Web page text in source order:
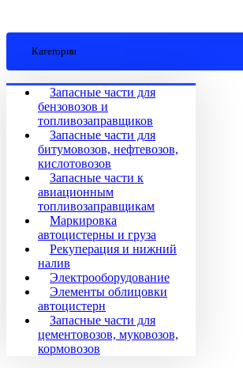
Категории
Запасные части для
бензовозов и
топливозаправщиков
Запасные части для
битумовозов, нефтевозов,
кислотовозов
Запасные части к
авиационным
топливозаправщикам
Маркировка
автоцистерны и груза
Рекуперация и нижний
налив
Электрооборудование
Элементы облицовки
автоцистерн
Запасные части для
цементовозов, муковозов,
кормовозов